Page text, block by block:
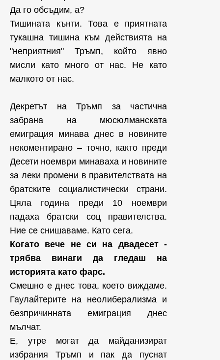
Да го обсъдим, а?
Тишината кънти. Това е приятната
тукашна тишина към действията на
"неприятния" Тръмп, който явно
мисли като много от нас. Не като
малкото от нас.
Декретът на Тръмп за частична
забрана на мюсюлманската
емиграция минава днес в новините
некоментирано – точно, както преди
Десети ноември минаваха и новините
за леки промени в правителствата на
братските социалистически страни.
Цяла година преди 10 ноември
падаха братски соц правителства.
Ние се снишаваме. Като сега.
Когато вече не си на двадесет -
трябва винаги да гледаш на
историята като фарс.
Смешно е днес това, което виждаме.
Гаулайтерите на неолиберализма и
безпричинната емиграция днес
мълчат.
Е, утре могат да майданизират
избрания Тръмп и пак да пуснат